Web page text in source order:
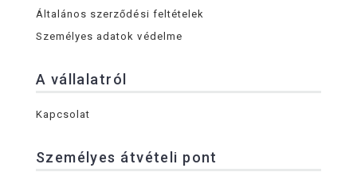
Általános szerződési feltételek
Személyes adatok védelme
A vállalatról
Kapcsolat
Személyes átvételi pont